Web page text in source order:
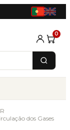
0
dos Gases